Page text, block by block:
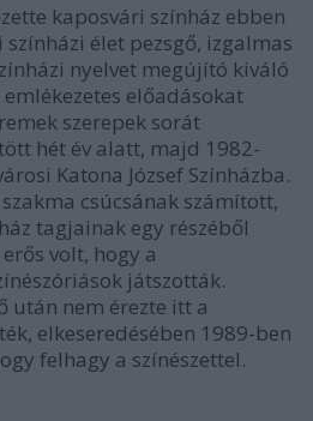
kaposvári színház ebben
színházi élet pezsgő, izgalmas
i nyelvet megújító kiváló
emlékezetes előadásokat
szerepek sorát
hét év alatt, majd 1982-
Katona József Színházba.
csúcsának számított,
tagjainak egy részéből
volt, hogy a
játszották.
után nem érezte itt a
elkeseredésében 1989-ben
felhagy a színészettel.